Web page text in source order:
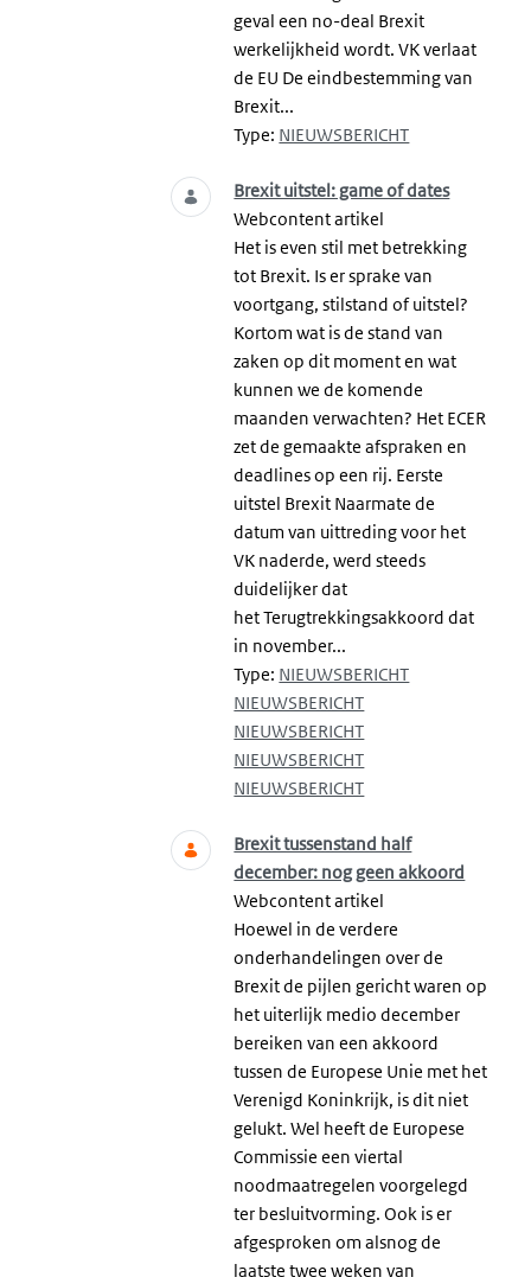
geval een no-deal Brexit
werkelijkheid wordt. VK verlaat
de EU De eindbestemming van
Brexit...
Type: NIEUWSBERICHT
Brexit uitstel: game of dates
Webcontent artikel
Het is even stil met betrekking
tot Brexit. Is er sprake van
voortgang, stilstand of uitstel?
Kortom wat is de stand van
zaken op dit moment en wat
kunnen we de komende
maanden verwachten? Het ECER
zet de gemaakte afspraken en
deadlines op een rij. Eerste
uitstel Brexit Naarmate de
datum van uittreding voor het
VK naderde, werd steeds
duidelijker dat
het Terugtrekkingsakkoord dat
in november...
Type: NIEUWSBERICHT
NIEUWSBERICHT
NIEUWSBERICHT
NIEUWSBERICHT
NIEUWSBERICHT
Brexit tussenstand half
december: nog geen akkoord
Webcontent artikel
Hoewel in de verdere
onderhandelingen over de
Brexit de pijlen gericht waren op
het uiterlijk medio december
bereiken van een akkoord
tussen de Europese Unie met het
Verenigd Koninkrijk, is dit niet
gelukt. Wel heeft de Europese
Commissie een viertal
noodmaatregelen voorgelegd
ter besluitvorming. Ook is er
afgesproken om alsnog de
laatste twee weken van